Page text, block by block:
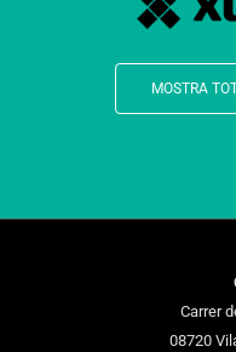
MOSTRA
Carrer
08720